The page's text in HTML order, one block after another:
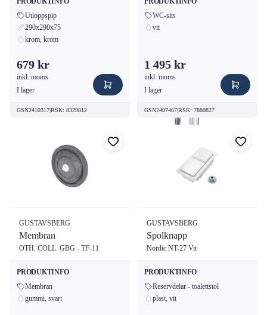
Utloppspip
290x290x75
krom, krom
679 kr
inkl. moms
I lager
GSN2410317|RSK: 8329812
WC-sits
vit
1 495 kr
inkl. moms
I lager
GSN2407467|RSK: 7880827
GUSTAVSBERG
Membran
OTH. COLL. GBG - TF-11
PRODUKTINFO
Membran
gummi, svart
GUSTAVSBERG
Spolknapp
Nordic NT-27 Vit
PRODUKTINFO
Reservdelar - toalettstol
plast, vit